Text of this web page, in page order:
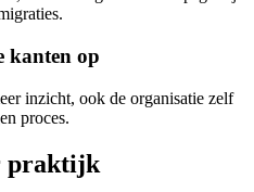
kanten op
inzicht, ook de organisatie zelf
proces.
praktijk